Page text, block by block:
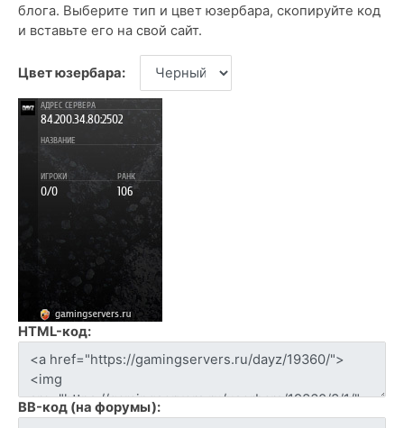
блога. Выберите тип и цвет юзербара, скопируйте код
и вставьте его на свой сайт.
Цвет юзербара:
HTML-код:
BB-код (на форумы):